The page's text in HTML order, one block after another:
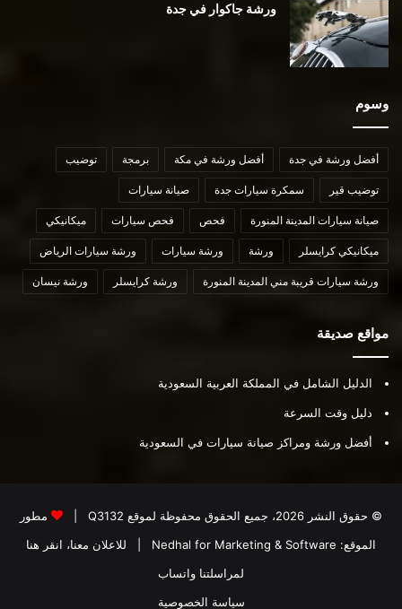
ورشة جاكوار في جدة
وسوم
أفضل ورشة في جدة أفضل ورشة في مكة برمجة توضيب
توضيب قير سمكرة سيارات جدة صيانة سيارات
صيانة سيارات المدينة المنورة فحص فحص سيارات ميكانيكي
ميكانيكي كرايسلر ورشة ورشة سيارات ورشة سيارات الرياض
ورشة سيارات قريبة مني المدينة المنورة ورشة كرايسلر ورشة نيسان
مواقع صديقة
الدليل الشامل في المملكة العربية السعودية
دليل وقت السرعة
أفضل ورشة ومراكز صيانة سيارات في السعودية
© حقوق النشر 2026، جميع الحقوق محفوظة لموقع Q3132
مطور
الموقع: Nedhal for Marketing & Software
للاعلان معنا، انقر هنا
لمراسلتنا واتساب
سياسة الخصوصية